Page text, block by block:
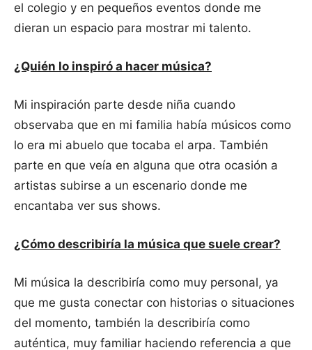
el colegio y en pequeños eventos donde me
dieran un espacio para mostrar mi talento.
¿Quién lo inspiró a hacer música?
Mi inspiración parte desde niña cuando
observaba que en mi familia había músicos como
lo era mi abuelo que tocaba el arpa. También
parte en que veía en alguna que otra ocasión a
artistas subirse a un escenario donde me
encantaba ver sus shows.
¿Cómo describiría la música que suele crear?
Mi música la describiría como muy personal, ya
que me gusta conectar con historias o situaciones
del momento, también la describiría como
auténtica, muy familiar haciendo referencia a que